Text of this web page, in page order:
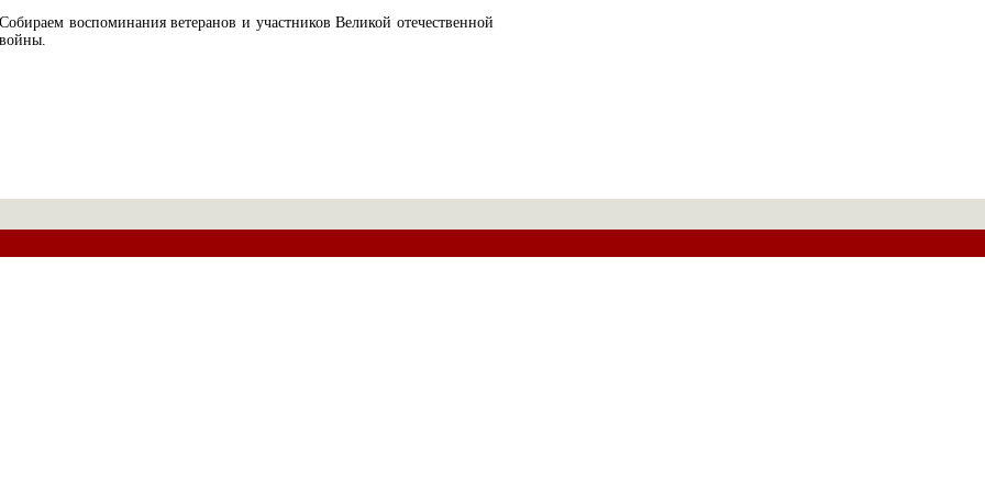
Собираем воспоминания ветеранов и участников Великой отечественной
войны.